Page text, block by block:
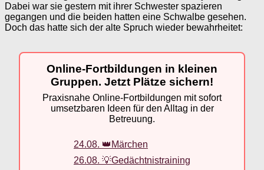
Dabei war sie gestern mit ihrer Schwester spazieren
gegangen und die beiden hatten eine Schwalbe gesehen.
Doch das hatte sich der alte Spruch wieder bewahrheitet:
Online-Fortbildungen in kleinen
Gruppen. Jetzt Plätze sichern!
Praxisnahe Online-Fortbildungen mit sofort
umsetzbaren Ideen für den Alltag in der
Betreuung.
24.08. 👑Märchen
26.08. 💡Gedächtnistraining